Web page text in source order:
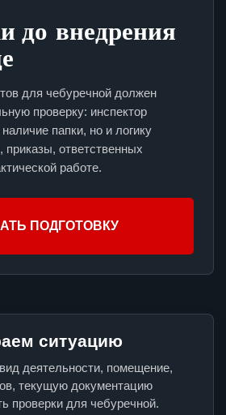
до внедрения
для чебуречной должен
проверку: инспектор
папки, но и логику
приказы, ответственных
работе.
ПОДГОТОВКУ
ситуацию
деятельности, помещение,
текущую документацию
проверки для чебуречной.